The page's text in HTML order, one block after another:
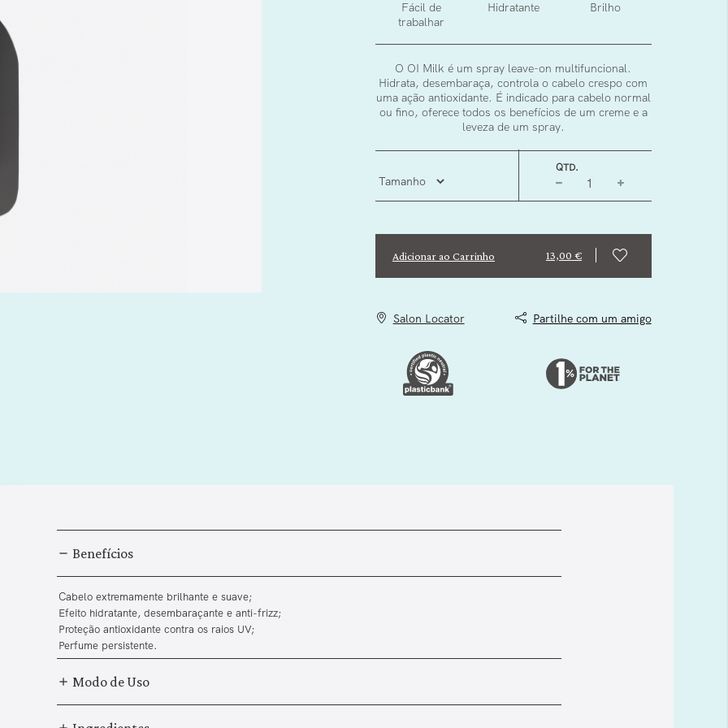
Fácil de
trabalhar
Hidratante Brilho
O OI Milk é um spray leave-on multifuncional.
Hidrata, desembaraça, controla o cabelo crespo com
uma ação antioxidante. É indicado para cabelo normal
ou fino, oferece todos os benefícios de um creme e a
leveza de um spray.
QTD.
Adicionar ao Carrinho 13,00 €
Salon Locator Partilhe com um amigo
Benefícios
Cabelo extremamente brilhante e suave;
Efeito hidratante, desembaraçante e anti-frizz;
Proteção antioxidante contra os raios UV;
Perfume persistente.
Modo de Uso